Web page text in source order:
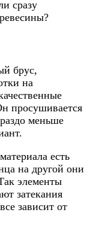
сразу
брус,
на
просушивается
меньше
есть
на другой они
элементы
затекания
зависит от